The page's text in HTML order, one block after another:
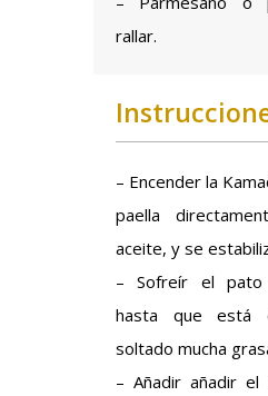
rallar.
– Encender la
paella
aceite, y se
– Sofreír el pato
hasta que está
soltado mucha
– Añadir añadir